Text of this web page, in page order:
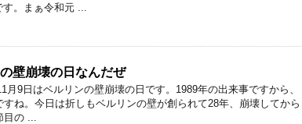
。まぁ令和元 ...
壁崩壊の日なんだぜ
月9日はベルリンの壁崩壊の日です。1989年の出来事ですから、
すね。今日は折しもベルリンの壁が創られて28年、崩壊してから
目の ...